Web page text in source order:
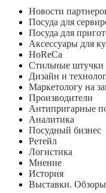
Новости
Посуда для
Посуда для
Аксессуары для
HoReCa
Стильные штучки
Дизайн и
Маркетологу на
Производители
Антипригарные
Аналитика
Посудный бизнес
Ретейл
Логистика
Мнение
История
Выставки. Обзоры